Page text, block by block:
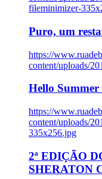
fileminimizer-
Puro, um
https://
content/uploads/
Hello
https://
content/uploads/
335x256.jpg
2ª EDIÇÃO
SHERATON